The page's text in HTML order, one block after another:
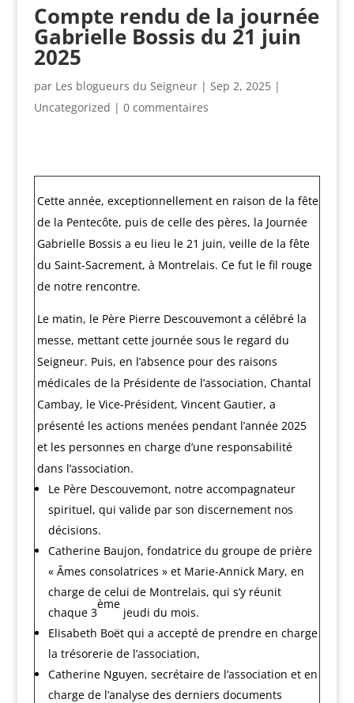
Compte rendu de la journée
Gabrielle Bossis du 21 juin
2025
par Les blogueurs du Seigneur| Sep 2, 2025|
Uncategorized | 0 commentaires
Cette année, exceptionnellement en raison de la fête
de la Pentecôte, puis de celle des pères, la Journée
Gabrielle Bossis a eu lieu le 21 juin, veille de la fête
du Saint-Sacrement, à Montrelais. Ce fut le fil rouge
de notre rencontre.
Le matin, le Père Pierre Descouvemont a célébré la
messe, mettant cette journée sous le regard du
Seigneur. Puis, en l’absence pour des raisons
médicales de la Présidente de l’association, Chantal
Cambay, le Vice-Président, Vincent Gautier, a
présenté les actions menées pendant l’année 2025
et les personnes en charge d’une responsabilité
dans l’association.
Le Père Descouvemont, notre accompagnateur
spirituel, qui valide par son discernement nos
décisions.
Catherine Baujon, fondatrice du groupe de prière
« Âmes consolatrices » et Marie-Annick Mary, en
charge de celui de Montrelais, qui s’y réunit
chaque 3
ème
jeudi du mois.
Elisabeth Boët qui a accepté de prendre en charge
la trésorerie de l’association,
Catherine Nguyen, secrétaire de l’association et en
charge de l’analyse des derniers documents